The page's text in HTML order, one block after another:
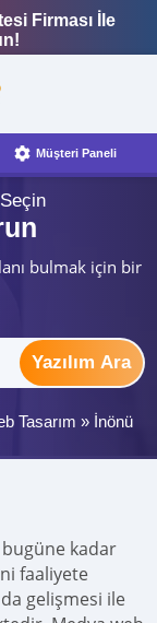
Firması İle
Müşteri Paneli
bulmak için bir
Yazılım Ara
Tasarım » İnönü
kadar
faaliyete
gelişmesi ile